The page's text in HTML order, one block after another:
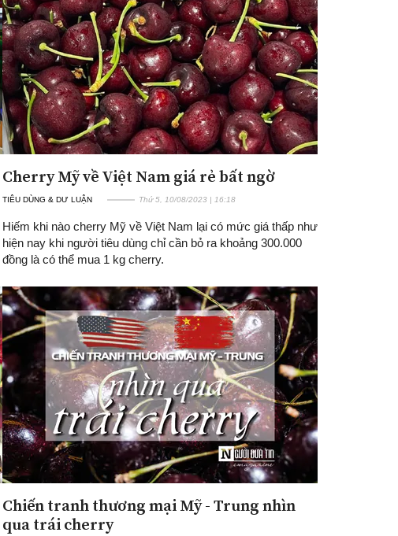
Đăng ký tin tức mới
Cherry Mỹ về Việt Nam giá rẻ bất ngờ
TIÊU DÙNG & DƯ LUẬN Thứ 5, 10/08/2023 | 16:18
Hiếm khi nào cherry Mỹ về Việt Nam lại có mức giá thấp như
hiện nay khi người tiêu dùng chỉ cần bỏ ra khoảng 300.000
đồng là có thể mua 1 kg cherry.
Chiến tranh thương mại Mỹ - Trung nhìn
qua trái cherry